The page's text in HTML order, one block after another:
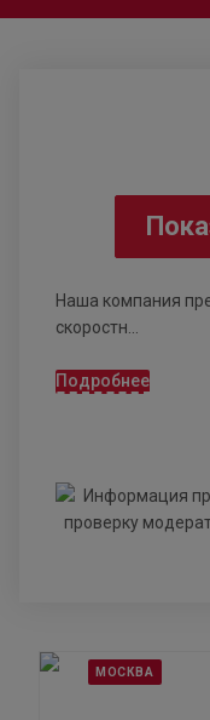
Наша компания
скоростн...
Подробнее
МОСКВА